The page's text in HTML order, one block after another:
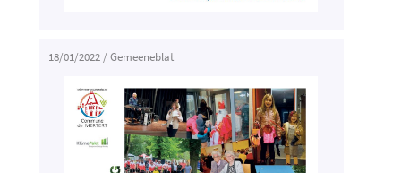
18/01/2022/Gemeeneblat